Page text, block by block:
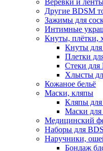
Веревки и
Другие BDSM
Зажимы для
Интимные
Кнуты, плётки,
Кнуты
Плетки
Стеки для
Хлысты
Кожаное бельё
Маски, кляпы
Кляпы
Маски
Медицинский
Наборы для
Наручники,
Бондаж